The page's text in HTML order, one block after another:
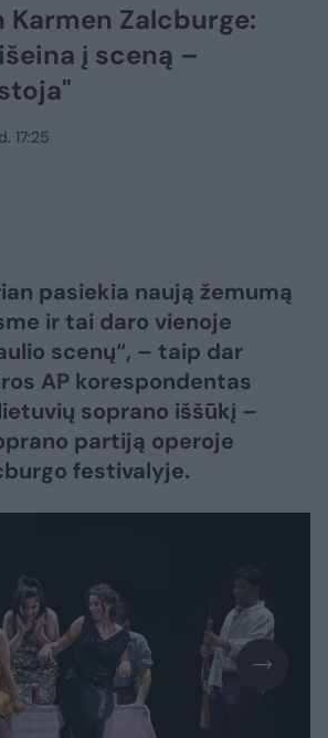
Karmen Zalcburge:
į sceną –
17:25
pasiekia naują žemumą
ir tai daro vienoje
scenų“, – taip dar
AP korespondentas
soprano iššūkį –
partiją operoje
festivalyje.